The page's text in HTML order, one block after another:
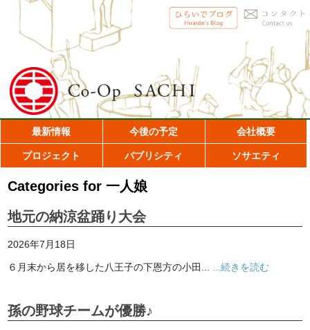
最新情報 今後の予定 会社概要
プロジェクト パブリシティ ソサエティ
Categories for 一人娘
地元の納涼盆踊り大会
2026年7月18日
６月末から居を移した八王子の下恩方の小田... ...続きを読む
孫の野球チームが優勝♪